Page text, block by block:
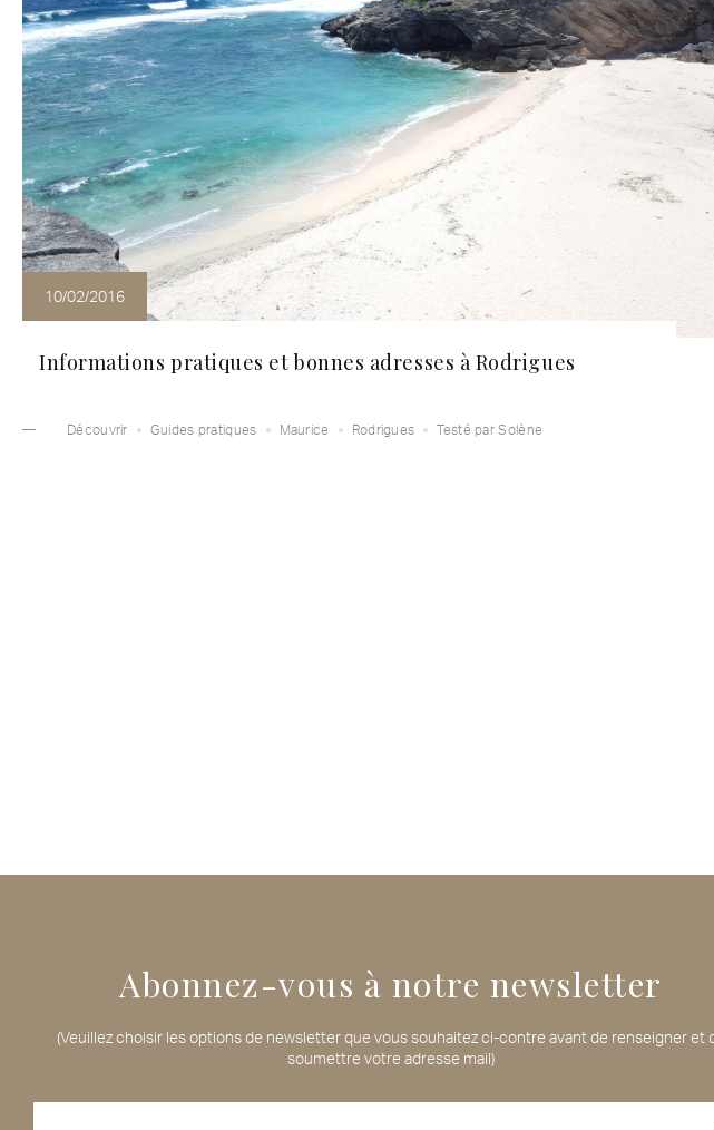
10/02/2016
Informations pratiques et bonnes adresses à Rodrigues
Découvrir Guides pratiques Maurice Rodrigues Testé par Solène
Abonnez-vous à notre newsletter
(Veuillez choisir les options de newsletter que vous souhaitez ci-contre avant de renseigner et
soumettre votre adresse mail)